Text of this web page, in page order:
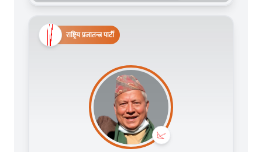
राष्ट्रिय प्रजातन्त्र पार्टी